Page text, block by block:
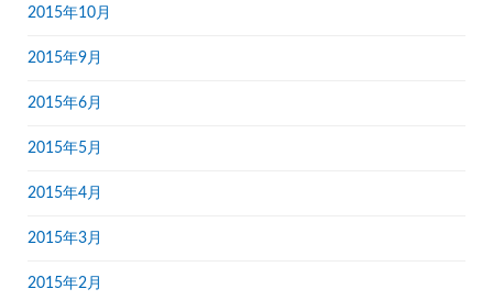
2015年10月
2015年9月
2015年6月
2015年5月
2015年4月
2015年3月
2015年2月